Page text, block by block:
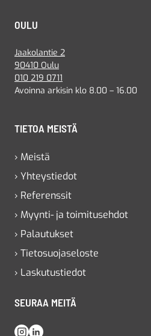
OULU
Jaakolantie 2
90410 Oulu
010 219 0711
Avoinna arkisin klo 8.00 – 16.00
TIETOA MEISTÄ
› Meistä
› Yhteystiedot
› Referenssit
› Myynti- ja toimitusehdot
› Palautukset
› Tietosuojaseloste
› Laskutustiedot
SEURAA MEITÄ
Instagram
LinkedIn